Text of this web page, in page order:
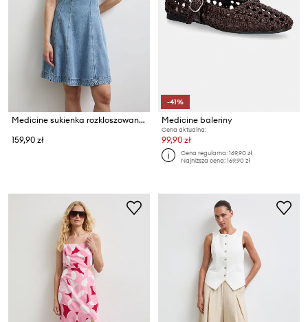
Medicine sukienka rozkloszowana jeansowa
159,90 zł
-41%
Medicine baleriny
Cena aktualna:
99,90 zł
Cena regularna:169,90 zł
Najniższa cena:169,90 zł